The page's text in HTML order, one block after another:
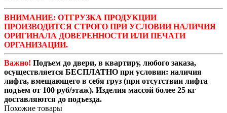
ВНИМАНИЕ: ОТГРУЗКА ПРОДУКЦИИ
ПРОИЗВОДИТСЯ СТРОГО ПРИ УСЛОВИИ НАЛИЧИЯ
ОРИГИНАЛА ДОВЕРЕННОСТИ ИЛИ ПЕЧАТИ
ОРГАНИЗАЦИИ.
Важно! Подъем до двери, в квартиру, любого заказа,
осуществляется БЕСПЛАТНО при условии: наличия
лифта, вмещающего в себя груз (при отсутствии лифта
подъем от 100 руб/этаж). Изделия массой более 25 кг
доставляются до подъезда.
Похожие товары